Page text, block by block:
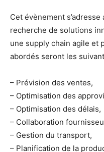
Cet évènement
recherche de solutions
une supply chain agile et
abordés seront les
– Prévision des ventes,
– Optimisation des
– Optimisation des délais,
– Collaboration
– Gestion du transport,
– Planification de la